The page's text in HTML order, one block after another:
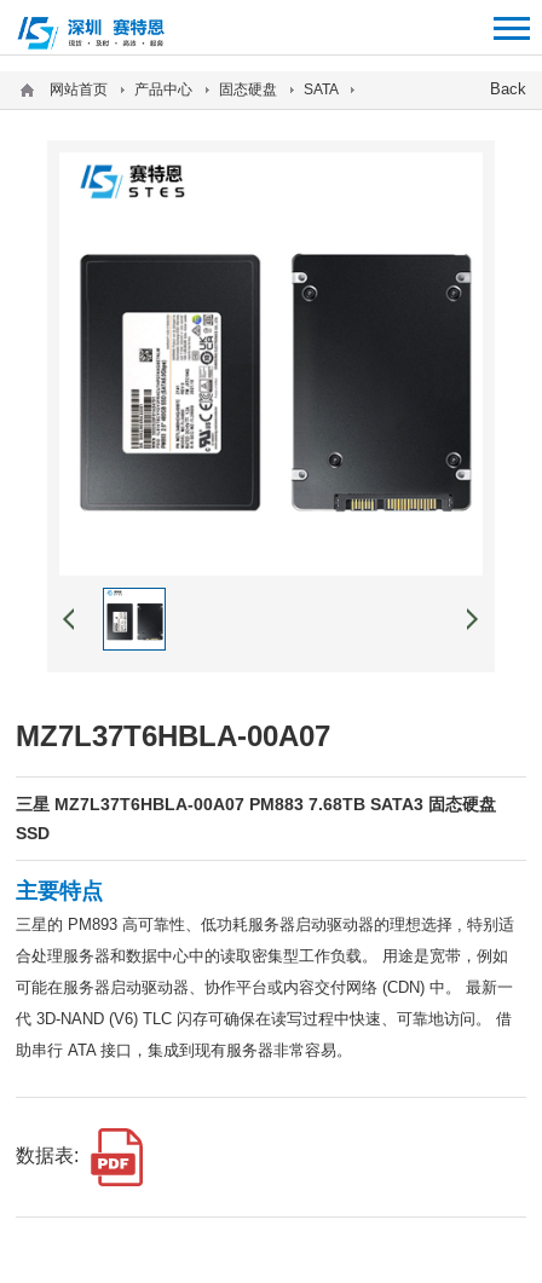
Back
网站首页 产品中心 固态硬盘 SATA
MZ7L37T6HBLA-00A07
三星 MZ7L37T6HBLA-00A07 PM883 7.68TB SATA3 固态硬盘
SSD
主要特点
三星的 PM893 高可靠性、低功耗服务器启动驱动器的理想选择 , 特别适
合处理服务器和数据中心中的读取密集型工作负载。 用途是宽带，例如
可能在服务器启动驱动器、协作平台或内容交付网络 (CDN) 中。 最新一
代 3D-NAND (V6) TLC 闪存可确保在读写过程中快速、可靠地访问。 借
助串行 ATA 接口，集成到现有服务器非常容易。
数据表: